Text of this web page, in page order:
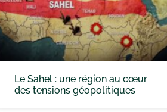
Le Sahel : une région au cœur
des tensions géopolitiques